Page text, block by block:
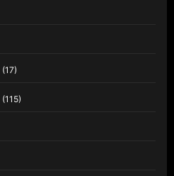
(17)
(115)